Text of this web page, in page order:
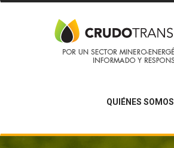
QUIÉNES SOMOS